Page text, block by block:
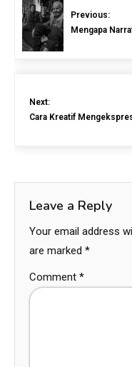
Previous:
Mengapa
Next:
Cara Kreatif
Leave a Reply
Your email address
are marked *
Comment *